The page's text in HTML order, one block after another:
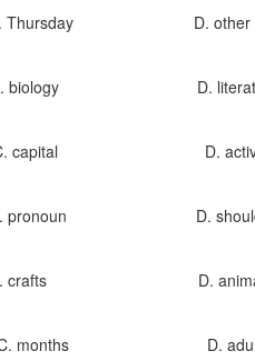
D. other
D.
D.
D.
crafts D.
D.